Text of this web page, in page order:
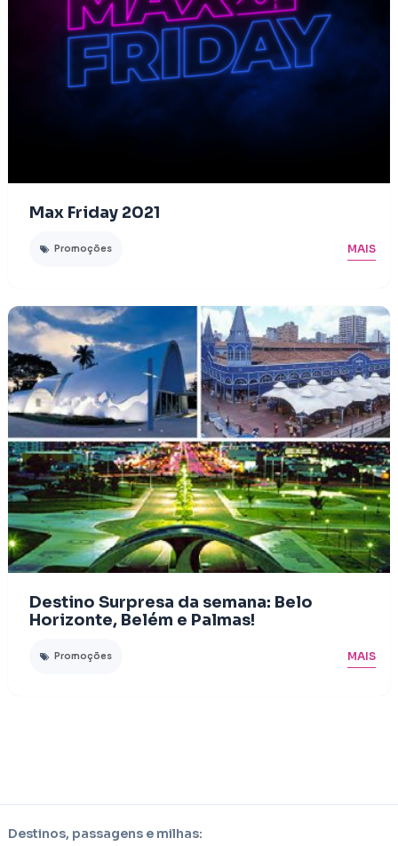
Max Friday 2021
Promoções MAIS
Destino Surpresa da semana: Belo
Horizonte, Belém e Palmas!
Promoções MAIS
Destinos, passagens e milhas: